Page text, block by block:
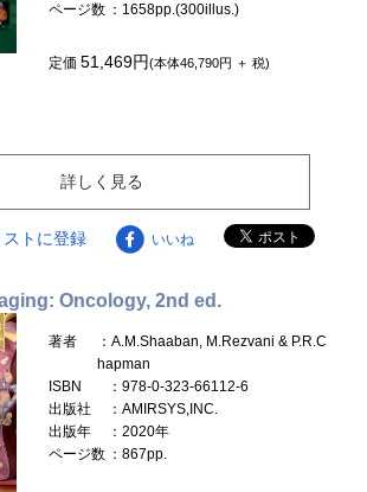
ページ数 ：1658pp.(300illus.)
定価51,469円(本体46,790円 ＋ 税)
詳しく見る
トに登録 いいね
Oncology, 2nd ed.
著者
：A.M.Shaaban, M.Rezvani & P.R.C
hapman
ISBN
：978-0-323-66112-6
出版社
：AMIRSYS,INC.
出版年
：2020年
ページ数 ：867pp.